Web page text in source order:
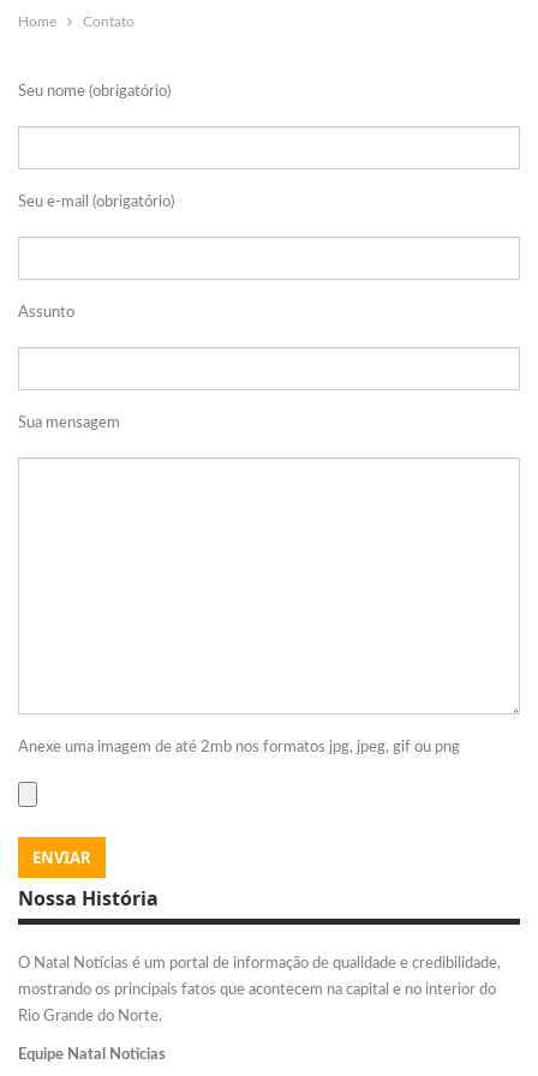
Home Contato
Seu nome (obrigatório)
Seu e-mail (obrigatório)
Assunto
Sua mensagem
Anexe uma imagem de até 2mb nos formatos jpg, jpeg, gif ou png
Nossa História
O Natal Notícias é um portal de informação de qualidade e credibilidade,
mostrando os principais fatos que acontecem na capital e no interior do
Rio Grande do Norte.
Equipe Natal Noticias